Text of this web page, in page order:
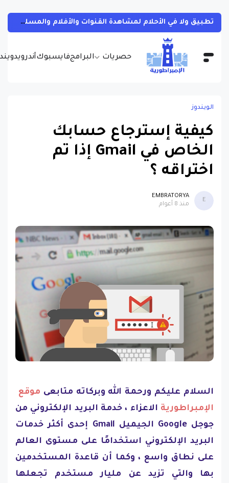
حصريات البرامجفايسبوكأندرويد
تطبيق ولا في الأحلام لمشاهدة القنوات والأفلام والمسلسلات التلفزيونية والانمي والمصارعة الحرة
الويندوز
كيفية إسترجاع حسابك
الخاص في Gmail إذا تم
اختراقه ؟
E
EMBRATORYA
منذ 8 أعوام
السلام عليكم ورحمة الله وبركاته متابعى موقع
الإمبراطورية الاعزاء ، خدمة البريد الإلكتروني من
جوجل Google الجيميل Gmail إحدى أكثر خدمات
البريد الإلكتروني استخدامًا على مستوى العالم
على نطاق واسع ، وكما أن قاعدة المستخدمين
بها والتي تزيد عن مليار مستخدم تجعلها